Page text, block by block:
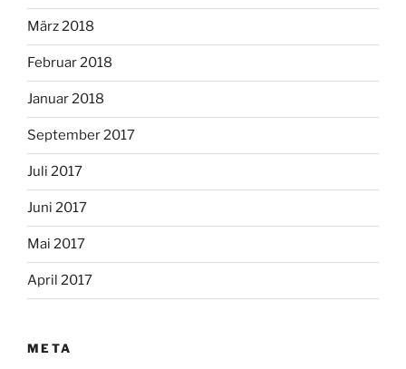
März 2018
Februar 2018
Januar 2018
September 2017
Juli 2017
Juni 2017
Mai 2017
April 2017
META